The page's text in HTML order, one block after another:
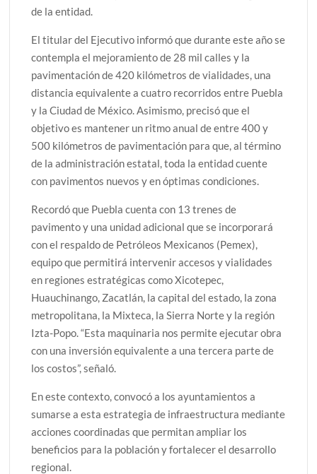
de la entidad.
El titular del Ejecutivo informó que durante este año se
contempla el mejoramiento de 28 mil calles y la
pavimentación de 420 kilómetros de vialidades, una
distancia equivalente a cuatro recorridos entre Puebla
y la Ciudad de México. Asimismo, precisó que el
objetivo es mantener un ritmo anual de entre 400 y
500 kilómetros de pavimentación para que, al término
de la administración estatal, toda la entidad cuente
con pavimentos nuevos y en óptimas condiciones.
Recordó que Puebla cuenta con 13 trenes de
pavimento y una unidad adicional que se incorporará
con el respaldo de Petróleos Mexicanos (Pemex),
equipo que permitirá intervenir accesos y vialidades
en regiones estratégicas como Xicotepec,
Huauchinango, Zacatlán, la capital del estado, la zona
metropolitana, la Mixteca, la Sierra Norte y la región
Izta-Popo. “Esta maquinaria nos permite ejecutar obra
con una inversión equivalente a una tercera parte de
los costos”, señaló.
En este contexto, convocó a los ayuntamientos a
sumarse a esta estrategia de infraestructura mediante
acciones coordinadas que permitan ampliar los
beneficios para la población y fortalecer el desarrollo
regional.